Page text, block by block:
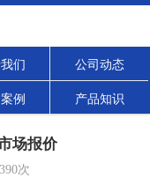
们 公司动态
例 产品知识
场报价
390次